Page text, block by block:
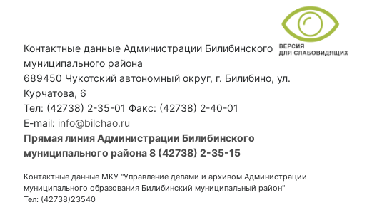
Контактные данные Администрации Билибинского
муниципального района
689450 Чукотский автономный округ, г. Билибино, ул.
Курчатова, 6
Тел: (42738) 2-35-01 Факс: (42738) 2-40-01
E-mail: info@bilchao.ru
Прямая линия Администрации Билибинского
муниципального района 8 (42738) 2-35-15
Контактные данные МКУ "Управление делами и архивом Администрации
муниципального образования Билибинский муниципальный район"
Тел: (42738)23540